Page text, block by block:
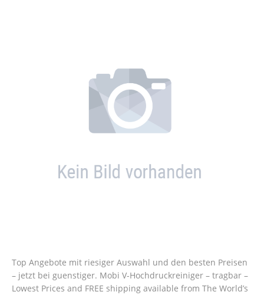
Top Angebote mit riesiger Auswahl und den besten Preisen
– jetzt bei guenstiger. Mobi V-Hochdruckreiniger – tragbar –
Lowest Prices and FREE shipping available from The World’s